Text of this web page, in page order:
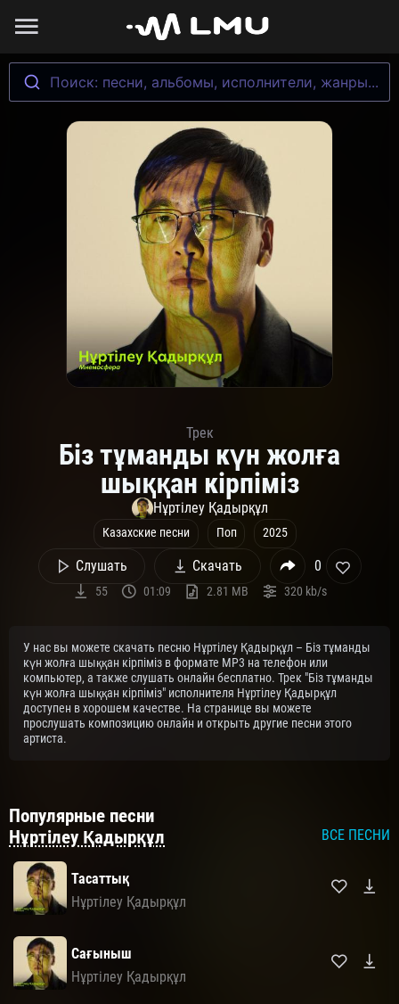
Поиск: песни, альбомы, исполнители, жанры...
Трек
Біз тұманды күн жолға
шыққан кірпіміз
Нұртілеу Қадырқұл
Казахские песни Поп 2025
Слушать Скачать 0
55 01:09 2.81 MB 320 kb/s
У нас вы можете скачать песню Нұртілеу Қадырқұл – Біз тұманды
күн жолға шыққан кірпіміз в формате MP3 на телефон или
компьютер, а также слушать онлайн бесплатно. Трек "Біз тұманды
күн жолға шыққан кірпіміз" исполнителя Нұртілеу Қадырқұл
доступен в хорошем качестве. На странице вы можете
прослушать композицию онлайн и открыть другие песни этого
артиста.
Популярные песни
Нұртілеу Қадырқұл
ВСЕ ПЕСНИ
Тасаттық
Нұртілеу Қадырқұл
Сағыныш
Нұртілеу Қадырқұл